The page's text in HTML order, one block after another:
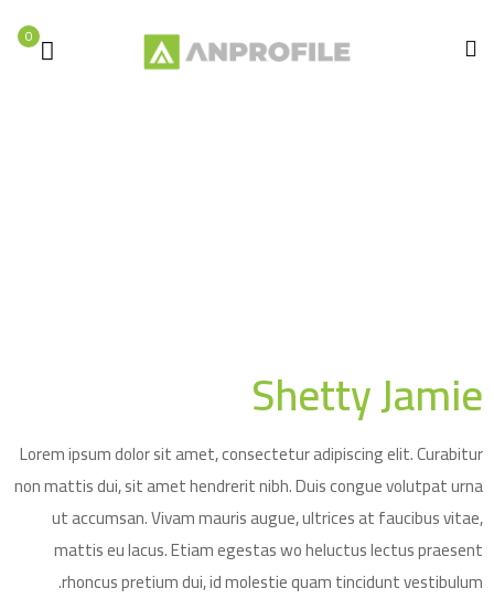
0
Shetty Jamie
Lorem ipsum dolor sit amet, consectetur adipiscing elit. Curabitur
non mattis dui, sit amet hendrerit nibh. Duis congue volutpat urna
ut accumsan. Vivam mauris augue, ultrices at faucibus vitae,
mattis eu lacus. Etiam egestas wo heluctus lectus praesent
rhoncus pretium dui, id molestie quam tincidunt vestibulum.